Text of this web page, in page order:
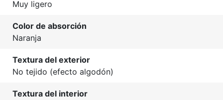
Muy ligero
Color de absorción
Naranja
Textura del exterior
No tejido (efecto algodón)
Textura del interior